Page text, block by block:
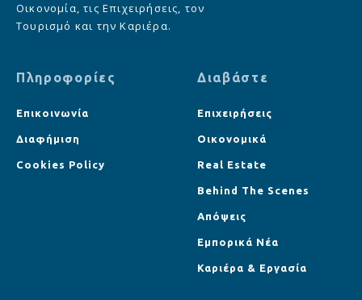
Οικονομία, τις Επιχειρήσεις, τον
Τουρισμό και την Καριέρα.
Πληροφορίες
Επικοινωνία
Διαφήμιση
Cookies Policy
Διαβάστε
Επιχειρήσεις
Οικονομικά
Real Estate
Behind The Scenes
Απόψεις
Εμπορικά Νέα
Καριέρα & Εργασία